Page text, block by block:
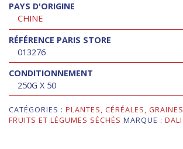
PAYS D'ORIGINE
CHINE
RÉFÉRENCE PARIS STORE
013276
CONDITIONNEMENT
250G X 50
CATÉGORIES : PLANTES, CÉRÉALES, GRAINES
FRUITS ET LÉGUMES SÉCHÉS MARQUE : DALI